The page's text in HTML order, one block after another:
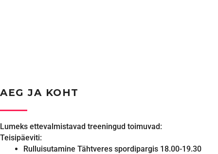
AEG JA KOHT
Lumeks ettevalmistavad treeningud toimuvad:
Teisipäeviti:
Rulluisutamine Tähtveres spordipargis 18.00-19.30